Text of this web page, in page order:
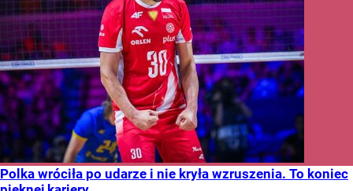
Polka wróciła po udarze i nie kryła wzruszenia. To koniec